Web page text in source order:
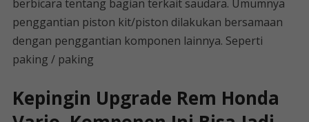
berbicara tentang bagian terkait saudara. Umumnya
penggantian piston kit/piston dilakukan bersamaan
dengan penggantian komponen lainnya. Seperti
paking / paking
Kepingin Upgrade Rem Honda